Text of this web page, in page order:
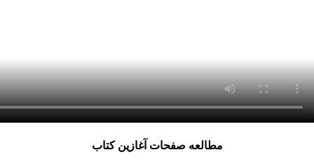
مطالعه صفحات آغازین کتاب